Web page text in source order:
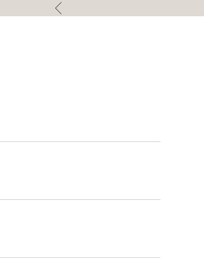
前へ